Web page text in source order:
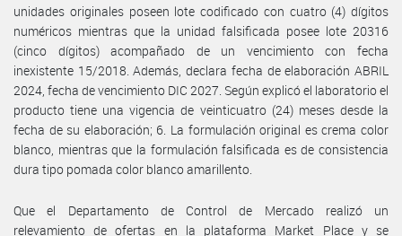
unidades originales poseen lote codificado con cuatro (4) dígitos
numéricos mientras que la unidad falsificada posee lote 20316
(cinco dígitos) acompañado de un vencimiento con fecha
inexistente 15/2018. Además, declara fecha de elaboración ABRIL
2024, fecha de vencimiento DIC 2027. Según explicó el laboratorio el
producto tiene una vigencia de veinticuatro (24) meses desde la
fecha de su elaboración; 6. La formulación original es crema color
blanco, mientras que la formulación falsificada es de consistencia
dura tipo pomada color blanco amarillento.
Que el Departamento de Control de Mercado realizó un
relevamiento de ofertas en la plataforma Market Place y se